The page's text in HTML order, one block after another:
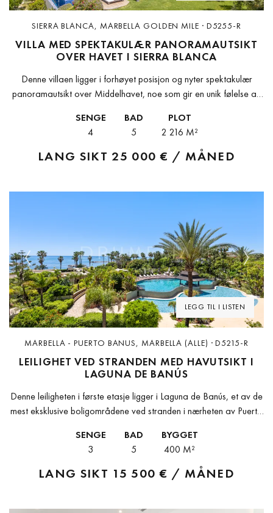
SIERRA BLANCA, MARBELLA GOLDEN MILE · D5255-R
VILLA MED SPEKTAKULÆR PANORAMAUTSIKT
OVER HAVET I SIERRA BLANCA
Denne villaen ligger i forhøyet posisjon og nyter spektakulær
panoramautsikt over Middelhavet, noe som gir en unik følelse av
eiendommen uavbrutt...
SENGE
4
BAD
5
PLOT
2 216 M²
LANG SIKT 25 000 € / MÅNED
LEGG TIL I LISTEN
Previous Next
MARBELLA - PUERTO BANUS, MARBELLA (ALLE) · D5215-R
LEILIGHET VED STRANDEN MED HAVUTSIKT I
LAGUNA DE BANÚS
Denne leiligheten i første etasje ligger i Laguna de Banús, et av de
mest eksklusive boligområdene ved stranden i nærheten av Puerto
SENGE
3
BAD
5
BYGGET
400 M²
LANG SIKT 15 500 € / MÅNED